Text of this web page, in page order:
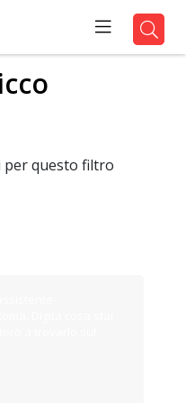
questo filtro